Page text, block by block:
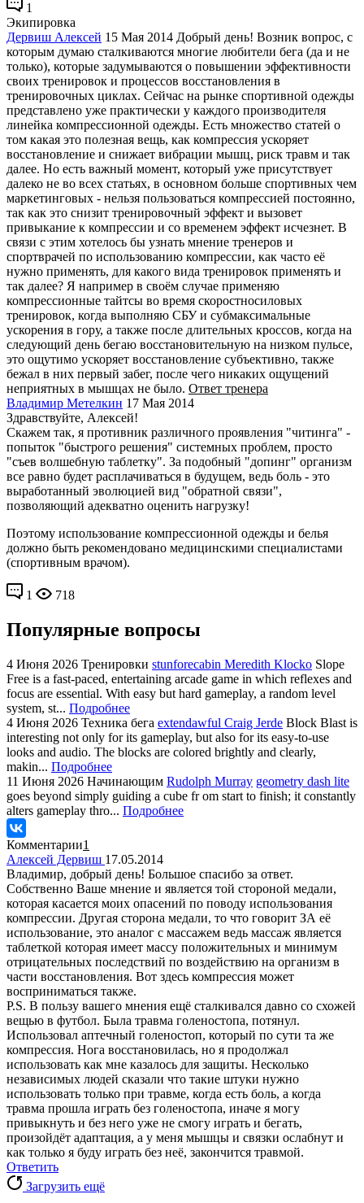
1
Экипировка
Дервиш Алексей 15 Мая 2014 Добрый день! Возник вопрос, с
которым думаю сталкиваются многие любители бега (да и не
только), которые задумываются о повышении эффективности
своих тренировок и процессов восстановления в
тренировочных циклах. Сейчас на рынке спортивной одежды
представлено уже практически у каждого производителя
линейка компрессионной одежды. Есть множество статей о
том какая это полезная вещь, как компрессия ускоряет
восстановление и снижает вибрации мышц, риск травм и так
далее. Но есть важный момент, который уже присутствует
далеко не во всех статьях, в основном больше спортивных чем
маркетинговых - нельзя пользоваться компрессией постоянно,
так как это снизит тренировочный эффект и вызовет
привыкание к компрессии и со временем эффект исчезнет. В
связи с этим хотелось бы узнать мнение тренеров и
спортврачей по использованию компрессии, как часто её
нужно применять, для какого вида тренировок применять и
так далее? Я например в своём случае применяю
компрессионные тайтсы во время скоростносиловых
тренировок, когда выполняю СБУ и субмаксимальные
ускорения в гору, а также после длительных кроссов, когда на
следующий день бегаю восстановительную на низком пульсе,
это ощутимо ускоряет восстановление субъективно, также
бежал в них первый забег, после чего никаких ощущений
неприятных в мышцах не было. Ответ тренера
Владимир Метелкин 17 Мая 2014
Здравствуйте, Алексей!
Скажем так, я противник различного проявления "читинга" -
попыток "быстрого решения" системных проблем, просто
"съев волшебную таблетку". За подобный "допинг" организм
все равно будет расплачиваться в будущем, ведь боль - это
выработанный эволюцией вид "обратной связи",
позволяющий адекватно оценить нагрузку!
Поэтому использование компрессионной одежды и белья
должно быть рекомендовано медицинскими специалистами
(спортивным врачом).
1 718
Популярные вопросы
4 Июня 2026 Тренировки stunforecabin Meredith Klocko Slope
Free is a fast-paced, entertaining arcade game in which reflexes and
focus are essential. With easy but hard gameplay, a random level
system, st... Подробнее
4 Июня 2026 Техника бега extendawful Craig Jerde Block Blast is
interesting not only for its gameplay, but also for its easy-to-use
looks and audio. The blocks are colored brightly and clearly,
makin... Подробнее
11 Июня 2026 Начинающим Rudolph Murray geometry dash lite
goes beyond simply guiding a cube fr om start to finish; it constantly
alters gameplay thro... Подробнее
Комментарии1
Алексей Дервиш 17.05.2014
Владимир, добрый день! Большое спасибо за ответ.
Собственно Ваше мнение и является той стороной медали,
которая касается моих опасений по поводу использования
компрессии. Другая сторона медали, то что говорит ЗА её
использование, это аналог с массажем ведь массаж является
таблеткой которая имеет массу положительных и минимум
отрицательных последствий по воздействию на организм в
части восстановления. Вот здесь компрессия может
восприниматься также.
P.S. В пользу вашего мнения ещё сталкивался давно со схожей
вещью в футбол. Была травма голеностопа, потянул.
Использовал аптечный голеностоп, который по сути та же
компрессия. Нога восстановилась, но я продолжал
использовать как мне казалось для защиты. Несколько
независимых людей сказали что такие штуки нужно
использовать только при травме, когда есть боль, а когда
травма прошла играть без голеностопа, иначе я могу
привыкнуть и без него уже не смогу играть и бегать,
произойдёт адаптация, а у меня мышцы и связки ослабнут и
как только я буду играть без неё, закончится травмой.
Ответить
Загрузить ещё